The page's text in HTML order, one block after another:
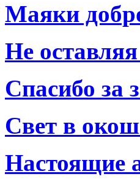
Маяки
Не
Спасибо за
Свет в
Настоящие